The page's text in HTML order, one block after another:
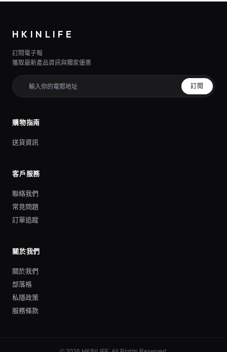
HKINLIFE
訂閱電子報
獲取最新產品資訊與獨家優惠
訂閱
購物指南
送貨資訊
客戶服務
聯絡我們
常見問題
訂單追蹤
關於我們
關於我們
部落格
私隱政策
服務條款